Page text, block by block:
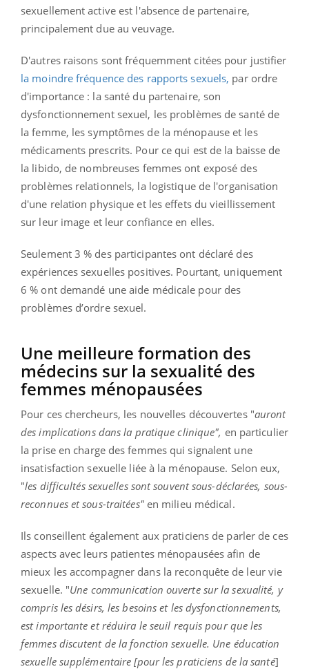
sexuellement active est l'absence de partenaire,
principalement due au veuvage.
D'autres raisons sont fréquemment citées pour justifier
la moindre fréquence des rapports sexuels, par ordre
d'importance : la santé du partenaire, son
dysfonctionnement sexuel, les problèmes de santé de
la femme, les symptômes de la ménopause et les
médicaments prescrits. Pour ce qui est de la baisse de
la libido, de nombreuses femmes ont exposé des
problèmes relationnels, la logistique de l'organisation
d'une relation physique et les effets du vieillissement
sur leur image et leur confiance en elles.
Seulement 3 % des participantes ont déclaré des
expériences sexuelles positives. Pourtant, uniquement
6 % ont demandé une aide médicale pour des
problèmes d’ordre sexuel.
Une meilleure formation des
médecins sur la sexualité des
femmes ménopausées
Pour ces chercheurs, les nouvelles découvertes "auront
des implications dans la pratique clinique", en particulier
la prise en charge des femmes qui signalent une
insatisfaction sexuelle liée à la ménopause. Selon eux,
"les difficultés sexuelles sont souvent sous-déclarées, sous-
reconnues et sous-traitées"en milieu médical.
Ils conseillent également aux praticiens de parler de ces
aspects avec leurs patientes ménopausées afin de
mieux les accompagner dans la reconquête de leur vie
sexuelle. "Une communication ouverte sur la sexualité, y
compris les désirs, les besoins et les dysfonctionnements,
est importante et réduira le seuil requis pour que les
femmes discutent de la fonction sexuelle. Une éducation
sexuelle supplémentaire [pour les praticiens de la santé]